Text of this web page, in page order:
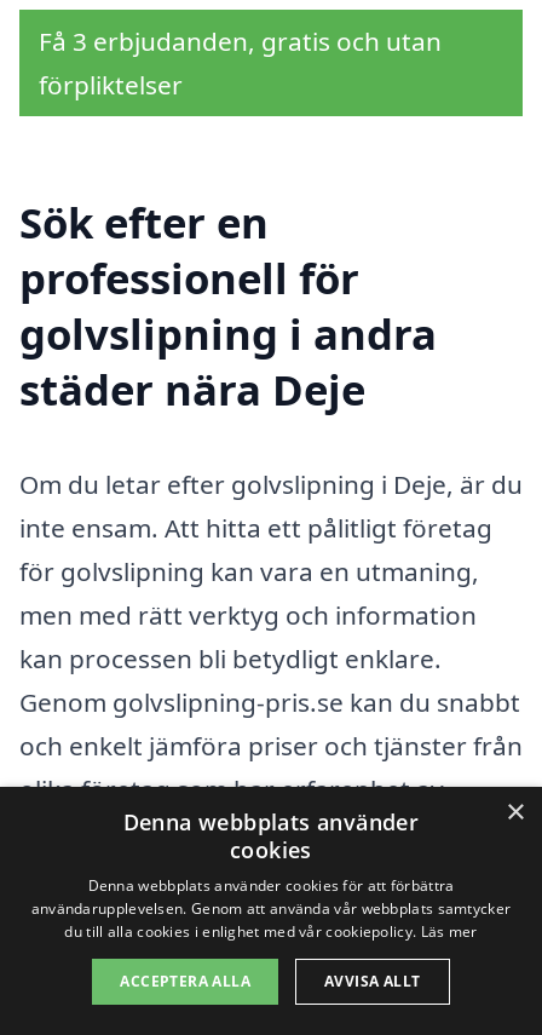
Få 3 erbjudanden, gratis och utan
förpliktelser
Sök efter en
professionell för
golvslipning i andra
städer nära Deje
Om du letar efter golvslipning i Deje, är du
inte ensam. Att hitta ett pålitligt företag
för golvslipning kan vara en utmaning,
men med rätt verktyg och information
kan processen bli betydligt enklare.
Genom golvslipning-pris.se kan du snabbt
och enkelt jämföra priser och tjänster från
olika företag som har erfarenhet av
golvslipning. Det är viktigt att du väljer ett
företag som förstår dina behov och kan
erbjuda professionell service.
Förutom Deje finns det flera andra städer
×
Denna webbplats använder
cookies
Denna webbplats använder cookies för att förbättra
användarupplevelsen. Genom att använda vår webbplats samtycker
du till alla cookies i enlighet med vår cookiepolicy. Läs mer
ACCEPTERA ALLA AVVISA ALLT